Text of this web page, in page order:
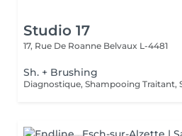
Studio 17
17, Rue De Roanne Belvaux L-4481
Sh. + Brushing